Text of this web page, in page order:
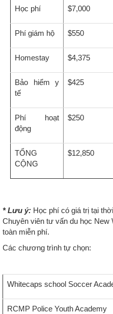
Học phí $7,000
Phí giám hộ $550
Homestay $4,375
Bảo hiểm y
tế
$425
Phí hoạt
động
$250
TỔNG
CỘNG
$12,850
* Lưu ý: Học phí có giá trị tại
Chuyên viên tư vấn du học
toàn miễn phí.
Các chương trình tự chọn:
Whitecaps school Soccer
RCMP Police Youth Academy